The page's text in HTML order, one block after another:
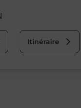
Itinéraire